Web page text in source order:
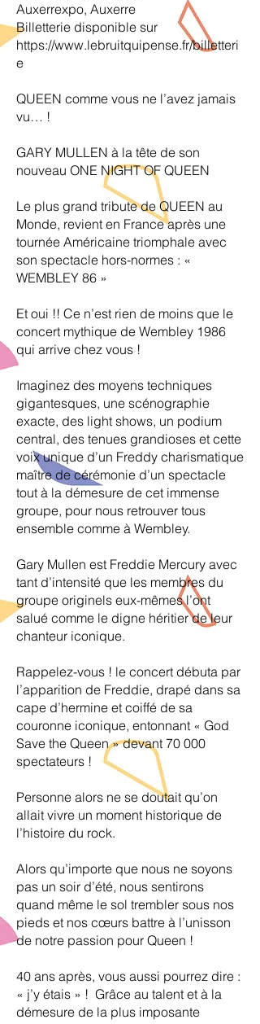
Auxerrexpo, Auxerre
Billetterie disponible sur
https://www.lebruitquipense.fr/billetteri
e
QUEEN comme vous ne l’avez jamais
vu… !
GARY MULLEN à la tête de son
nouveau ONE NIGHT OF QUEEN
Le plus grand tribute de QUEEN au
Monde, revient en France après une
tournée Américaine triomphale avec
son spectacle hors-normes : «
WEMBLEY 86 »
Et oui !! Ce n’est rien de moins que le
concert mythique de Wembley 1986
qui arrive chez vous !
Imaginez des moyens techniques
gigantesques, une scénographie
exacte, des light shows, un podium
central, des tenues grandioses et cette
voix unique d’un Freddy charismatique
maître de cérémonie d’un spectacle
tout à la démesure de cet immense
groupe, pour nous retrouver tous
ensemble comme à Wembley.
Gary Mullen est Freddie Mercury avec
tant d’intensité que les membres du
groupe originels eux-mêmes l’ont
salué comme le digne héritier de leur
chanteur iconique.
Rappelez-vous ! le concert débuta par
l’apparition de Freddie, drapé dans sa
cape d’hermine et coiffé de sa
couronne iconique, entonnant « God
Save the Queen » devant 70 000
spectateurs !
Personne alors ne se doutait qu’on
allait vivre un moment historique de
l’histoire du rock.
Alors qu’importe que nous ne soyons
pas un soir d’été, nous sentirons
quand même le sol trembler sous nos
pieds et nos cœurs battre à l’unisson
de notre passion pour Queen !
40 ans après, vous aussi pourrez dire :
« j’y étais » ! Grâce au talent et à la
démesure de la plus imposante